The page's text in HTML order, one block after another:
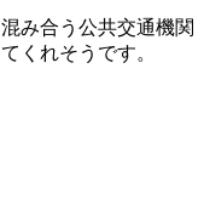
み合う公共交通機関
くれそうです。